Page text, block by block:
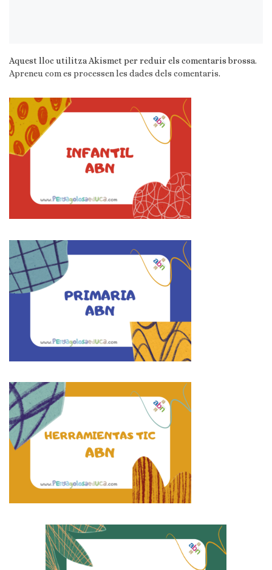
Aquest lloc utilitza Akismet per reduir els comentaris brossa.
Apreneu com es processen les dades dels comentaris.